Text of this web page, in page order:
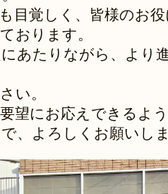
目覚しく、皆様のお
おります。
あたりながら、より
い。
望にお応えできるよ
、よろしくお願いし